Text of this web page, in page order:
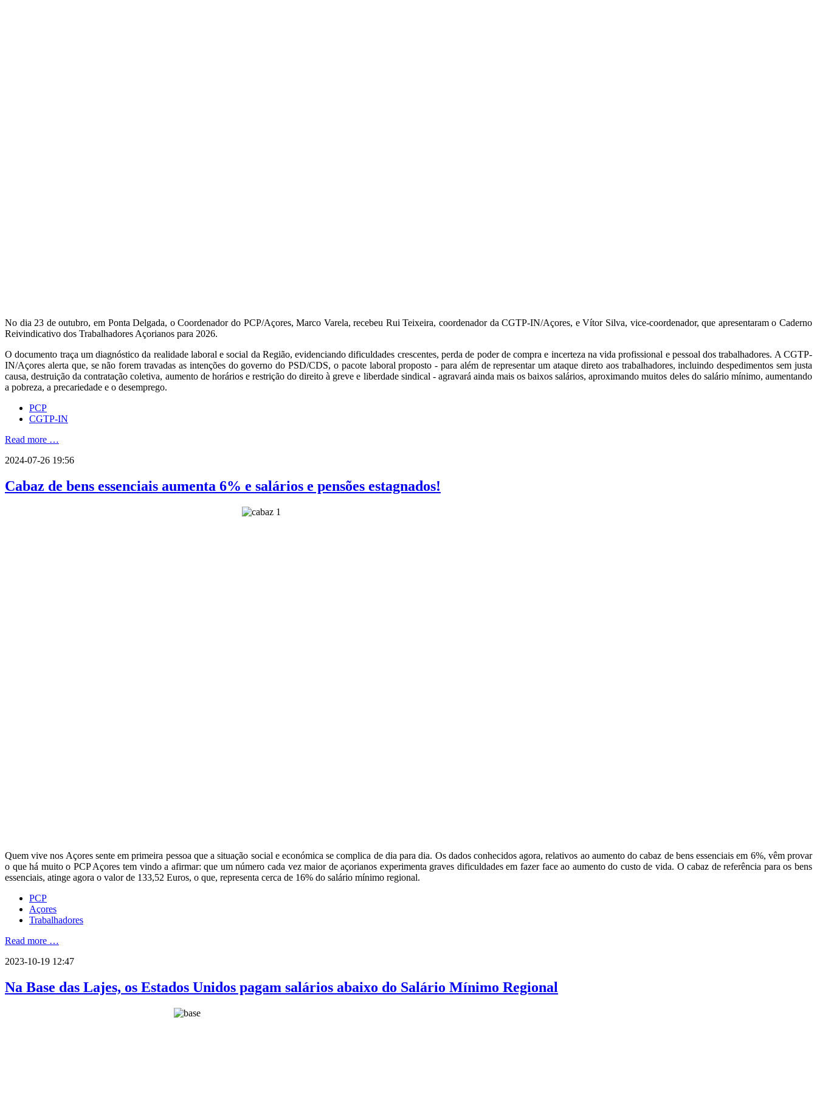
No dia 23 de outubro, em Ponta Delgada, o Coordenador do PCP/Açores, Marco Varela, recebeu Rui Teixeira, coordenador da CGTP-IN/Açores, e Vítor Silva, vice-coordenador, que apresentaram o Caderno
Reivindicativo dos Trabalhadores Açorianos para 2026.
O documento traça um diagnóstico da realidade laboral e social da Região, evidenciando dificuldades crescentes, perda de poder de compra e incerteza na vida profissional e pessoal dos trabalhadores. A CGTP-
IN/Açores alerta que, se não forem travadas as intenções do governo do PSD/CDS, o pacote laboral proposto - para além de representar um ataque direto aos trabalhadores, incluindo despedimentos sem justa
causa, destruição da contratação coletiva, aumento de horários e restrição do direito à greve e liberdade sindical - agravará ainda mais os baixos salários, aproximando muitos deles do salário mínimo, aumentando
a pobreza, a precariedade e o desemprego.
PCP
CGTP-IN
Read more …
2024-07-26 19:56
Cabaz de bens essenciais aumenta 6% e salários e pensões estagnados!
Quem vive nos Açores sente em primeira pessoa que a situação social e económica se complica de dia para dia. Os dados conhecidos agora, relativos ao aumento do cabaz de bens essenciais em 6%, vêm provar
o que há muito o PCP Açores tem vindo a afirmar: que um número cada vez maior de açorianos experimenta graves dificuldades em fazer face ao aumento do custo de vida. O cabaz de referência para os bens
essenciais, atinge agora o valor de 133,52 Euros, o que, representa cerca de 16% do salário mínimo regional.
PCP
Açores
Trabalhadores
Read more …
2023-10-19 12:47
Na Base das Lajes, os Estados Unidos pagam salários abaixo do Salário Mínimo Regional